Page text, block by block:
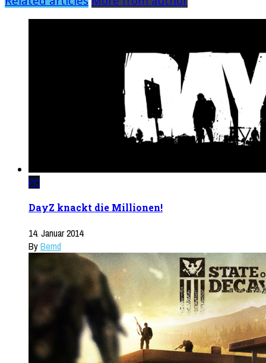
PC
DayZ knackt die Millionen!
14. Januar 2014
ByBernd